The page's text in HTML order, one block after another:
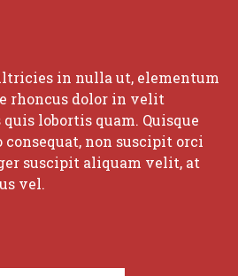
in nulla ut, elementum
rhoncus dolor in velit
lobortis quam. Quisque
non suscipit orci
suscipit aliquam velit, at
vel.